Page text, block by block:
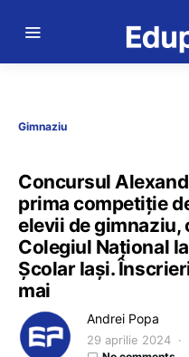
Gimnaziu
Concursul
prima competiție
elevii de gimnaziu,
Colegiul Național
Școlar Iași.
mai
Andrei Popa
29 aprilie 2024